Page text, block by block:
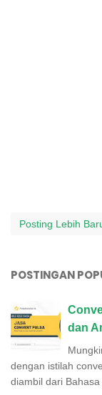
Posting Lebih
POSTINGAN
dan
dengan istilah
diambil dari